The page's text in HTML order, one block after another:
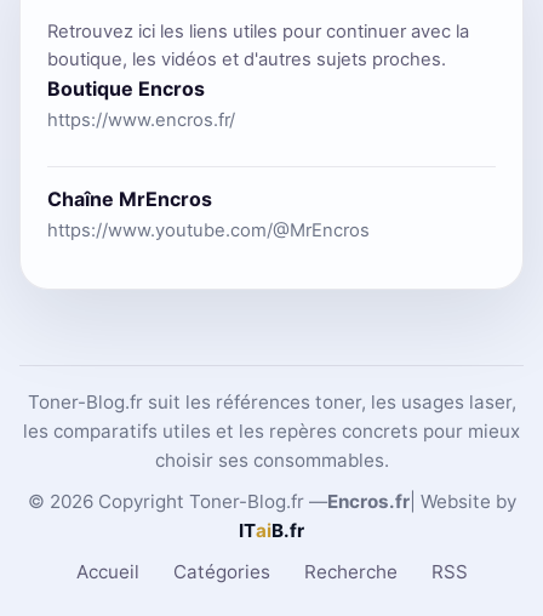
Retrouvez ici les liens utiles pour continuer avec la
boutique, les vidéos et d'autres sujets proches.
Boutique Encros
https://www.encros.fr/
Chaîne MrEncros
https://www.youtube.com/@MrEncros
Toner-Blog.fr suit les références toner, les usages laser,
les comparatifs utiles et les repères concrets pour mieux
choisir ses consommables.
© 2026 Copyright Toner-Blog.fr —Encros.fr| Website by
ITaiB.fr
Accueil
Catégories Recherche RSS